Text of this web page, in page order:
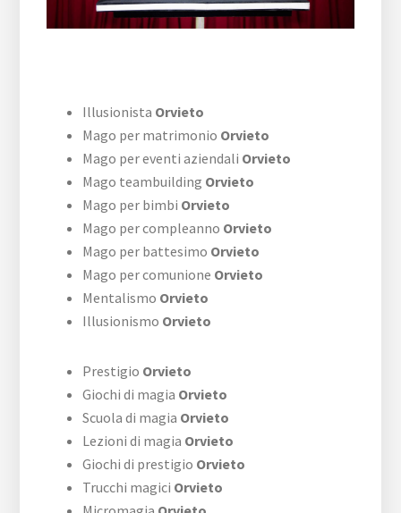
Illusionista Orvieto
Mago per matrimonio Orvieto
Mago per eventi aziendali Orvieto
Mago teambuilding Orvieto
Mago per bimbi Orvieto
Mago per compleanno Orvieto
Mago per battesimo Orvieto
Mago per comunione Orvieto
Mentalismo Orvieto
Illusionismo Orvieto
Prestigio Orvieto
Giochi di magia Orvieto
Scuola di magia Orvieto
Lezioni di magia Orvieto
Giochi di prestigio Orvieto
Trucchi magici Orvieto